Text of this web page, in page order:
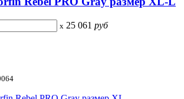
x 25 061 руб